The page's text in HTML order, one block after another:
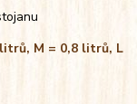
M = 0,8 litrů, L